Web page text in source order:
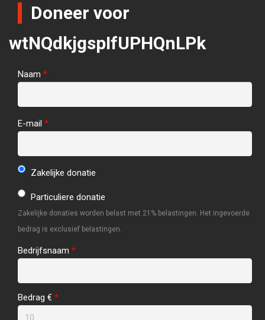
Doneer voor
wtNQdkjgspIfUPHQnLPk
Naam *
E-mail *
Zakelijke donatie
Particuliere donatie
Zakelijke donaties worden belast met 21% belastingen. Het ingevoerde
bedrag is exclusief belastingen.
Bedrijfsnaam *
Bedrag € *